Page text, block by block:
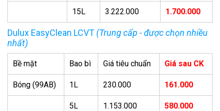
15L 3.222.000 1.700.000
Dulux EasyClean LCVT (Trung cấp - được chọn nhiều
nhất)
Bề mặt Bao bì Giá tiêu chuẩn Giá sau CK
Bóng (99AB) 1L 230.000 161.000
5L 1.153.000 580.000